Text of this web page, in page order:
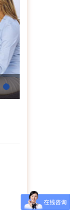
长等
性关
展、
(恋
媳关
咨